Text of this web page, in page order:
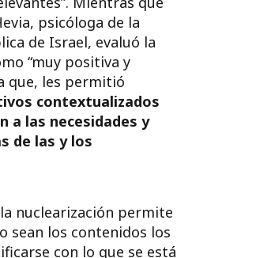
psicóloga de la
de Israel, evaluó la
“muy positiva y
que, les permitió
contextualizados
a las necesidades y
de las y los
nuclearización permite
sean los contenidos los
con lo que se está